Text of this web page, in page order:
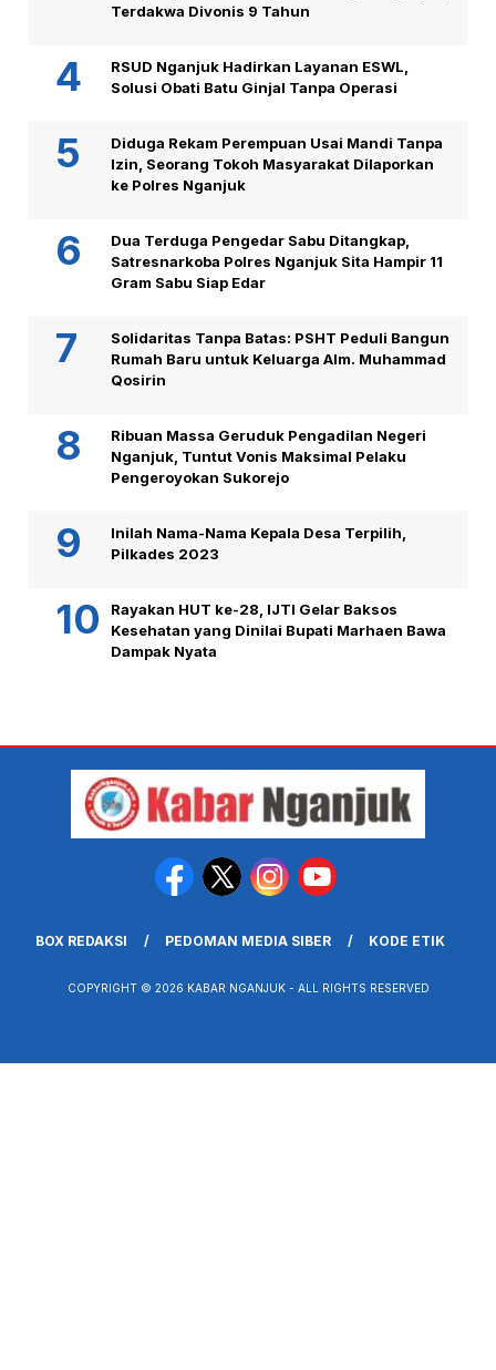
Terdakwa Divonis 9 Tahun
RSUD Nganjuk Hadirkan Layanan ESWL,
Solusi Obati Batu Ginjal Tanpa Operasi
Diduga Rekam Perempuan Usai Mandi Tanpa
Izin, Seorang Tokoh Masyarakat Dilaporkan
ke Polres Nganjuk
Dua Terduga Pengedar Sabu Ditangkap,
Satresnarkoba Polres Nganjuk Sita Hampir 11
Gram Sabu Siap Edar
Solidaritas Tanpa Batas: PSHT Peduli Bangun
Rumah Baru untuk Keluarga Alm. Muhammad
Qosirin
Ribuan Massa Geruduk Pengadilan Negeri
Nganjuk, Tuntut Vonis Maksimal Pelaku
Pengeroyokan Sukorejo
Inilah Nama-Nama Kepala Desa Terpilih,
Pilkades 2023
Rayakan HUT ke-28, IJTI Gelar Baksos
Kesehatan yang Dinilai Bupati Marhaen Bawa
Dampak Nyata
BOX REDAKSI PEDOMAN MEDIA SIBER KODE ETIK
COPYRIGHT © 2026 KABAR NGANJUK - ALL RIGHTS RESERVED